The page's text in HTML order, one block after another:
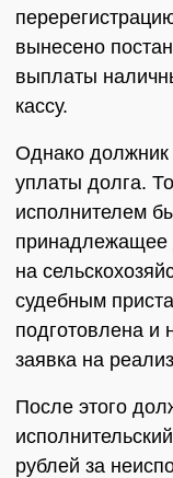
вынесено
выплаты
кассу.
Однако должник
уплаты долга.
исполнителем
принадлежащее
на
судебным
подготовлена и
заявка на
После этого
рублей за